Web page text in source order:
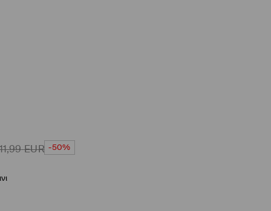
11,99EUR -50%